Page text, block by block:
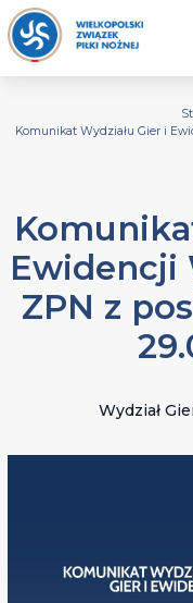
Komunikat Wydziału Gier i
Ewidencji
ZPN z
Wydział